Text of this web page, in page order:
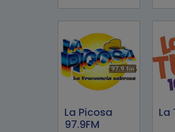
La Picosa
97.9FM
La